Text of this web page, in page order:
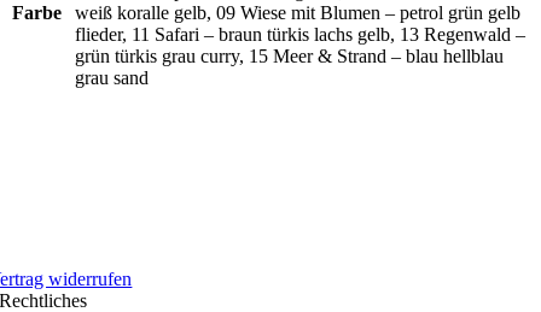
Farbe
weiß koralle gelb, 09 Wiese mit Blumen – petrol grün gelb
flieder, 11 Safari – braun türkis lachs gelb, 13 Regenwald –
grün türkis grau curry, 15 Meer & Strand – blau hellblau
grau sand
widerrufen
Rechtliches